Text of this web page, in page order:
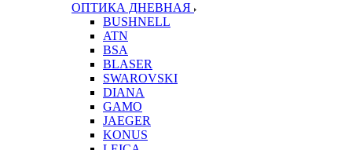
ОПТИКА ДНЕВНАЯ
BUSHNELL
ATN
BSA
BLASER
SWAROVSKI
DIANA
GAMO
JAEGER
KONUS